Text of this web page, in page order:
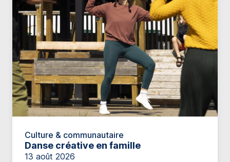
Culture & communautaire
Danse créative en famille
13 août 2026